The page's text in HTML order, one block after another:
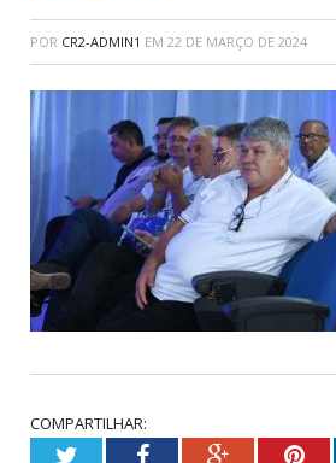
POR CR2-ADMIN1 EM 22 DE MARÇO DE 2024
COMPARTILHAR:
TwitterFacebookGoogle+